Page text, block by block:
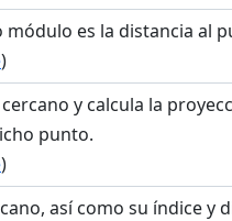
módulo es la distancia al
)
y calcula la
punto.
)
así como su índice y